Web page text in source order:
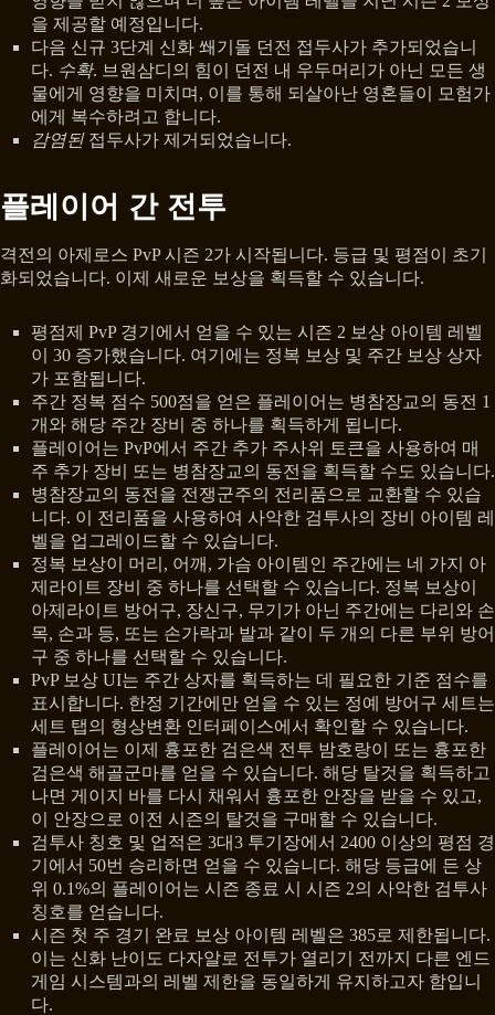
을 제공할 예정입니다.
다음 신규 3단계 신화 쐐기돌 던전 접두사가 추가되었습니
다. 수확. 브원삼디의 힘이 던전 내 우두머리가 아닌 모든 생
물에게 영향을 미치며, 이를 통해 되살아난 영혼들이 모험가
에게 복수하려고 합니다.
감염된접두사가 제거되었습니다.
플레이어 간 전투
격전의 아제로스 PvP 시즌 2가 시작됩니다. 등급 및 평점이 초기
화되었습니다. 이제 새로운 보상을 획득할 수 있습니다.
평점제 PvP 경기에서 얻을 수 있는 시즌 2 보상 아이템 레벨
이 30 증가했습니다. 여기에는 정복 보상 및 주간 보상 상자
가 포함됩니다.
주간 정복 점수 500점을 얻은 플레이어는 병참장교의 동전 1
개와 해당 주간 장비 중 하나를 획득하게 됩니다.
플레이어는 PvP에서 주간 추가 주사위 토큰을 사용하여 매
주 추가 장비 또는 병참장교의 동전을 획득할 수도 있습니다.
병참장교의 동전을 전쟁군주의 전리품으로 교환할 수 있습
니다. 이 전리품을 사용하여 사악한 검투사의 장비 아이템 레
벨을 업그레이드할 수 있습니다.
정복 보상이 머리, 어깨, 가슴 아이템인 주간에는 네 가지 아
제라이트 장비 중 하나를 선택할 수 있습니다. 정복 보상이
아제라이트 방어구, 장신구, 무기가 아닌 주간에는 다리와 손
목, 손과 등, 또는 손가락과 발과 같이 두 개의 다른 부위 방어
구 중 하나를 선택할 수 있습니다.
PvP 보상 UI는 주간 상자를 획득하는 데 필요한 기준 점수를
표시합니다. 한정 기간에만 얻을 수 있는 정예 방어구 세트는
세트 탭의 형상변환 인터페이스에서 확인할 수 있습니다.
플레이어는 이제 흉포한 검은색 전투 밤호랑이 또는 흉포한
검은색 해골군마를 얻을 수 있습니다. 해당 탈것을 획득하고
나면 게이지 바를 다시 채워서 흉포한 안장을 받을 수 있고,
이 안장으로 이전 시즌의 탈것을 구매할 수 있습니다.
검투사 칭호 및 업적은 3대3 투기장에서 2400 이상의 평점 경
기에서 50번 승리하면 얻을 수 있습니다. 해당 등급에 든 상
위 0.1%의 플레이어는 시즌 종료 시 시즌 2의 사악한 검투사
칭호를 얻습니다.
시즌 첫 주 경기 완료 보상 아이템 레벨은 385로 제한됩니다.
이는 신화 난이도 다자알로 전투가 열리기 전까지 다른 엔드
게임 시스템과의 레벨 제한을 동일하게 유지하고자 함입니
다.